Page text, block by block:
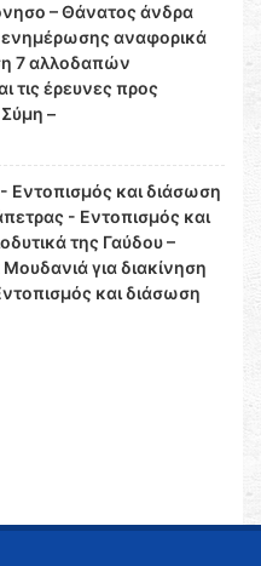
– Θάνατος άνδρα
ενημέρωσης αναφορικά
7 αλλοδαπών
τις έρευνες προς
–
Εντοπισμός και διάσωση
- Εντοπισμός και
της Γαύδου –
για διακίνηση
και διάσωση